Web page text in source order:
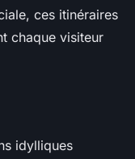
ces itinéraires
chaque visiteur
idylliques